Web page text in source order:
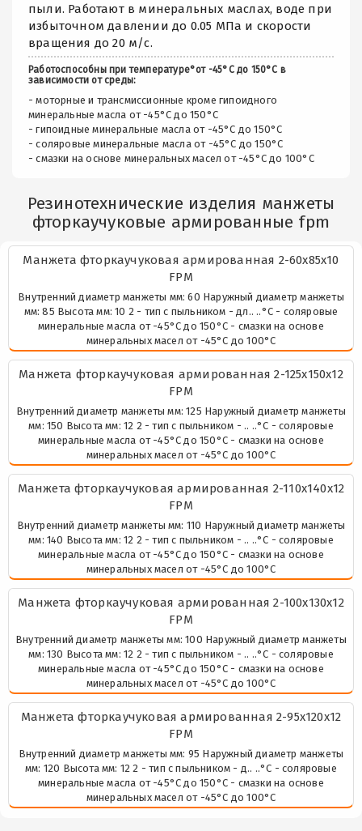
пыли. Работают в минеральных маслах, воде при
избыточном давлении до 0.05 МПа и скорости
вращения до 20 м/с.
Работоспособны при температуре°от -45°С до 150°С в
зависимости от среды:
- моторные и трансмиссионные кроме гипоидного
минеральные масла от -45°С до 150°С
- гипоидные минеральные масла от -45°С до 150°С
- соляровые минеральные масла от -45°С до 150°С
- смазки на основе минеральных масел от -45°С до 100°С
Резинотехнические изделия манжеты
фторкаучуковые армированные fpm
Манжета фторкаучуковая армированная 2-60х85х10
FPM
Внутренний диаметр манжеты мм: 60 Наружный диаметр манжеты
мм: 85 Высота мм: 10 2 - тип с пыльником - дл.. ..°С - соляровые
минеральные масла от -45°С до 150°С - смазки на основе
минеральных масел от -45°С до 100°С
Манжета фторкаучуковая армированная 2-125х150х12
FPM
Внутренний диаметр манжеты мм: 125 Наружный диаметр манжеты
мм: 150 Высота мм: 12 2 - тип с пыльником - .. ..°С - соляровые
минеральные масла от -45°С до 150°С - смазки на основе
минеральных масел от -45°С до 100°С
Манжета фторкаучуковая армированная 2-110х140х12
FPM
Внутренний диаметр манжеты мм: 110 Наружный диаметр манжеты
мм: 140 Высота мм: 12 2 - тип с пыльником - .. ..°С - соляровые
минеральные масла от -45°С до 150°С - смазки на основе
минеральных масел от -45°С до 100°С
Манжета фторкаучуковая армированная 2-100х130х12
FPM
Внутренний диаметр манжеты мм: 100 Наружный диаметр манжеты
мм: 130 Высота мм: 12 2 - тип с пыльником - .. ..°С - соляровые
минеральные масла от -45°С до 150°С - смазки на основе
минеральных масел от -45°С до 100°С
Манжета фторкаучуковая армированная 2-95х120х12
FPM
Внутренний диаметр манжеты мм: 95 Наружный диаметр манжеты
мм: 120 Высота мм: 12 2 - тип с пыльником - д.. ..°С - соляровые
минеральные масла от -45°С до 150°С - смазки на основе
минеральных масел от -45°С до 100°С